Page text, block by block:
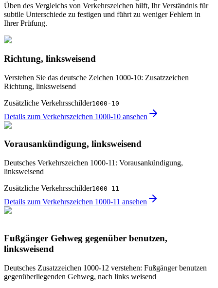
Üben des Vergleichs von Verkehrszeichen hilft, Ihr Verständnis für
subtile Unterschiede zu festigen und führt zu weniger Fehlern in
Ihrer Prüfung.
Richtung, linksweisend
Verstehen Sie das deutsche Zeichen 1000-10: Zusatzzeichen
Richtung, linksweisend
Zusätzliche Verkehrsschilder1000-10
Details zum Verkehrszeichen 1000-10 ansehen
Vorausankündigung, linksweisend
Deutsches Verkehrszeichen 1000-11: Vorausankündigung,
linksweisend
Zusätzliche Verkehrsschilder1000-11
Details zum Verkehrszeichen 1000-11 ansehen
Fußgänger Gehweg gegenüber benutzen,
linksweisend
Deutsches Zusatzzeichen 1000-12 verstehen: Fußgänger benutzen
gegenüberliegenden Gehweg, nach links weisend